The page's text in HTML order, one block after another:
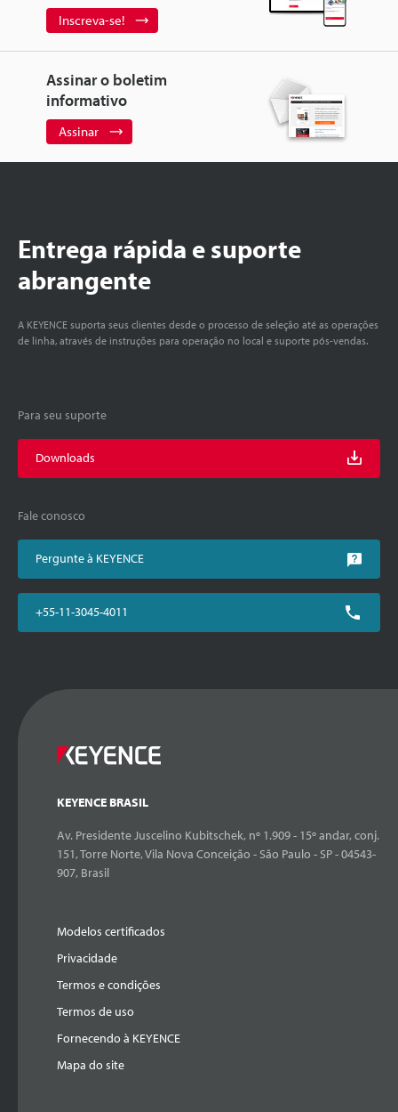
Inscreva-se!
Assinar o boletim
informativo
Assinar
Entrega rápida e suporte
abrangente
A KEYENCE suporta seus clientes desde o processo de seleção até as operações
de linha, através de instruções para operação no local e suporte pós-vendas.
Para seu suporte
Downloads
Fale conosco
Pergunte à KEYENCE
+55-11-3045-4011
KEYENCE BRASIL
Av. Presidente Juscelino Kubitschek, nº 1.909 - 15º andar, conj.
151, Torre Norte, Vila Nova Conceição - São Paulo - SP - 04543-
907, Brasil
Modelos certificados
Privacidade
Termos e condições
Termos de uso
Fornecendo à KEYENCE
Mapa do site